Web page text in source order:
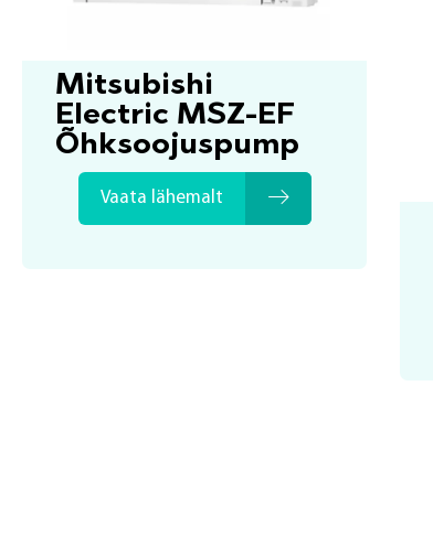
Mitsubishi
Electric MSZ-EF
Õhksoojuspump
Vaata lähemalt